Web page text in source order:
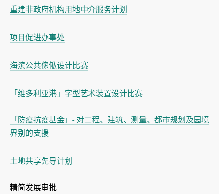
重建非政府机构用地中介服务计划
项目促进办事处
海滨公共傢俬设计比赛
「维多利亚港」字型艺术装置设计比赛
「防疫抗疫基金」- 对工程、建筑、测量、都市规划及园境
界别的支援
土地共享先导计划
精简发展审批